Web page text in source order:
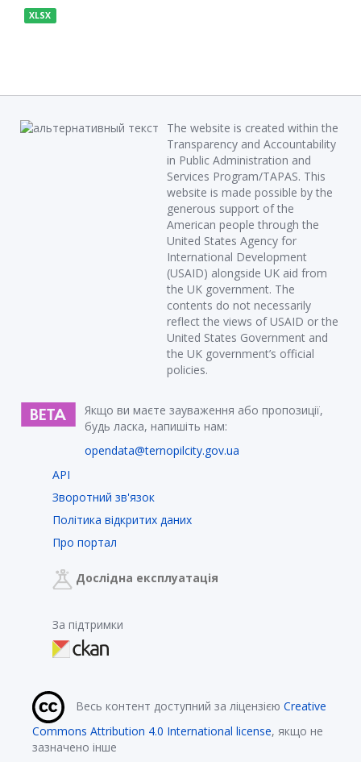
XLSX
The website is created within the
Transparency and Accountability
in Public Administration and
Services Program/TAPAS. This
website is made possible by the
generous support of the
American people through the
United States Agency for
International Development
(USAID) alongside UK aid from
the UK government. The
contents do not necessarily
reflect the views of USAID or the
United States Government and
the UK government’s official
policies.
Якщо ви маєте зауваження або пропозиції,
будь ласка, напишіть нам:
opendata@ternopilcity.gov.ua
API
Зворотний зв'язок
Політика відкритих даних
Про портал
Дослідна експлуатація
За підтримки
Весь контент доступний за ліцензією Creative
Commons Attribution 4.0 International license, якщо не
зазначено інше